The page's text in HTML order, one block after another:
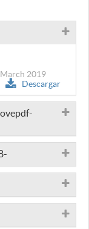
2019
Descargar